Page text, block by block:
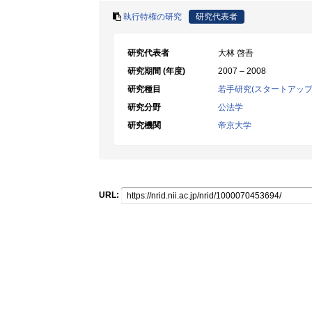
執行特権の研究 研究代表者
研究代表者
大林 啓吾
研究期間 (年度)
2007 – 2008
研究種目
若手研究(スタートアッ
研究分野
公法学
研究機関
帝京大学
URL: